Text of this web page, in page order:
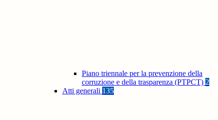
Piano triennale per la prevenzione della
corruzione e della trasparenza (PTPCT) 2
Atti generali 135